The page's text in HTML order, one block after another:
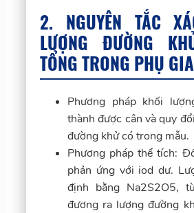
2. NGUYÊN TẮC
LƯỢNG ĐƯỜNG
TỔNG TRONG PHỤ
Phương pháp khối
thành được cân và quy
đường khử có trong mẫu.
Phương pháp thể tích:
phản ứng với iod dư.
định bằng Na2S2O5,
đương ra lượng đường